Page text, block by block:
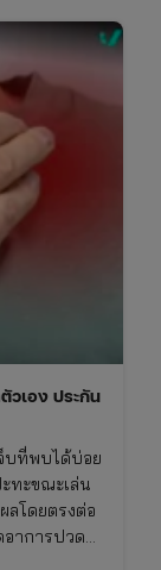
วเอง ประกัน
บที่พบได้บ่อย
ทะขณะเล่น
ลโดยตรงต่อ
อาการปวด